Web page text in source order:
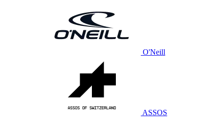
O'Neill
ASSOS